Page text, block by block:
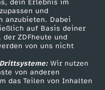
dein Erlebnis im
und
anzubieten. Dabei
auf Basis deiner
der ZDFheute und
von uns nicht
Wir nutzen
von anderen
das Teilen von Inhalten